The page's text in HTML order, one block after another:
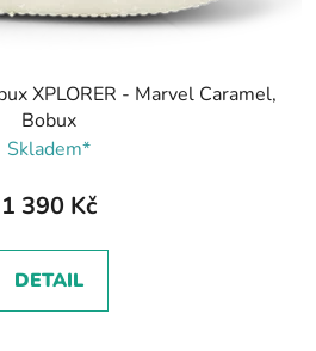
XPLORER - Marvel Caramel,
Bobux
Skladem*
1 390 Kč
DETAIL